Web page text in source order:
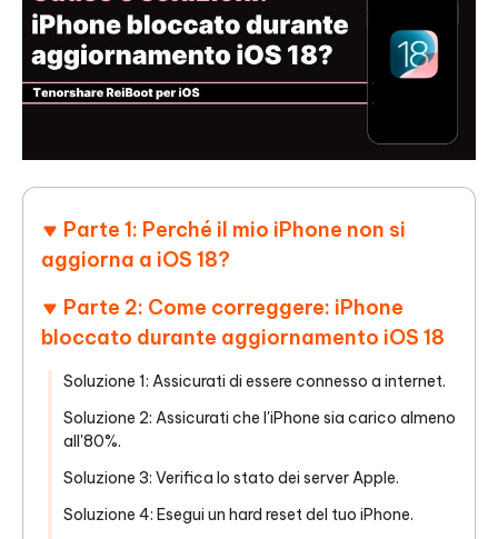
Parte 1: Perché il mio iPhone non si
aggiorna a iOS 18?
Parte 2: Come correggere: iPhone
bloccato durante aggiornamento iOS 18
Soluzione 1: Assicurati di essere connesso a internet.
Soluzione 2: Assicurati che l'iPhone sia carico almeno
all'80%.
Soluzione 3: Verifica lo stato dei server Apple.
Soluzione 4: Esegui un hard reset del tuo iPhone.